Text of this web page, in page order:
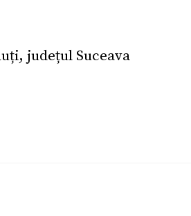
județul Suceava